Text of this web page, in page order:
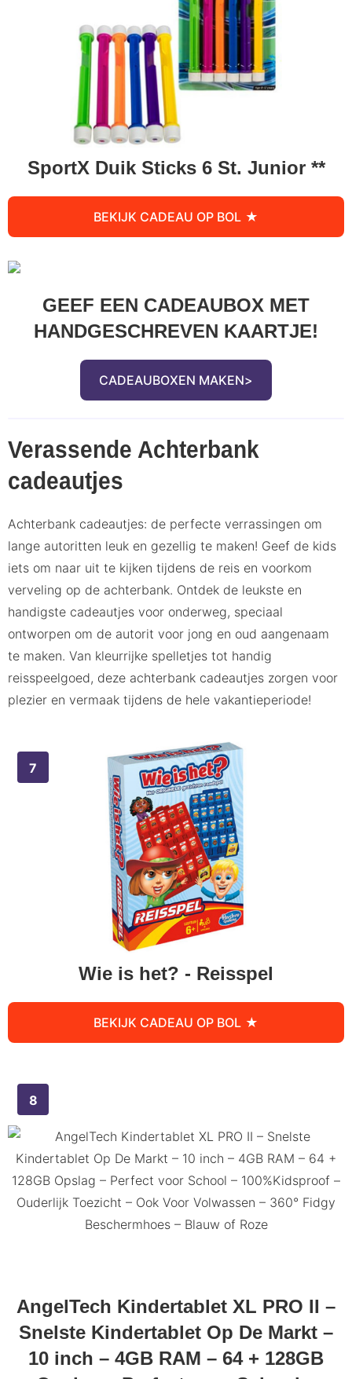
SportX Duik Sticks 6 St. Junior **
BEKIJK CADEAU OP BOL
GEEF EEN CADEAUBOX MET
HANDGESCHREVEN KAARTJE!
CADEAUBOXEN MAKEN
Verassende Achterbank
cadeautjes
Achterbank cadeautjes: de perfecte verrassingen om
lange autoritten leuk en gezellig te maken! Geef de kids
iets om naar uit te kijken tijdens de reis en voorkom
verveling op de achterbank. Ontdek de leukste en
handigste cadeautjes voor onderweg, speciaal
ontworpen om de autorit voor jong en oud aangenaam
te maken. Van kleurrijke spelletjes tot handig
reisspeelgoed, deze achterbank cadeautjes zorgen voor
plezier en vermaak tijdens de hele vakantieperiode!
Wie is het? - Reisspel
BEKIJK CADEAU OP BOL
AngelTech Kindertablet XL PRO II –
Snelste Kindertablet Op De Markt –
10 inch – 4GB RAM – 64 + 128GB